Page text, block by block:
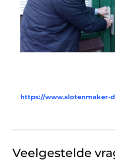
https://www.slotenmaker-
Veelgestelde